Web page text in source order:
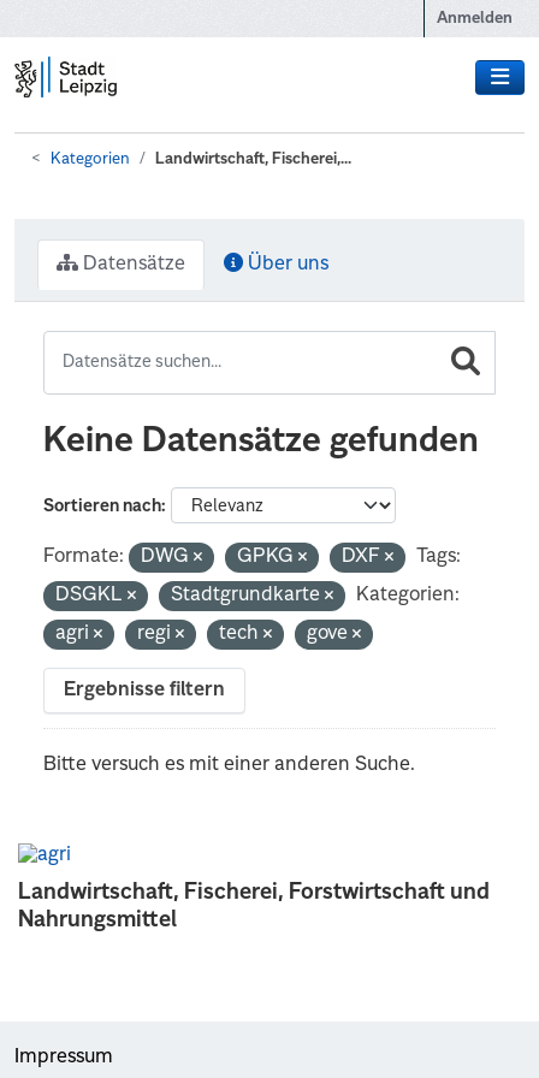
Anmelden
Kategorien Landwirtschaft, Fischerei,...
Landwirtschaft, Fischerei, Forstwirtschaft und
Nahrungsmittel
Datensätze Über uns
Keine Datensätze gefunden
Sortieren nach
Formate: DWG GPKG DXF
Tags:
DSGKL
Stadtgrundkarte
Kategorien:
agri
regi tech gove
Ergebnisse filtern
Bitte versuch es mit einer anderen Suche.
Impressum